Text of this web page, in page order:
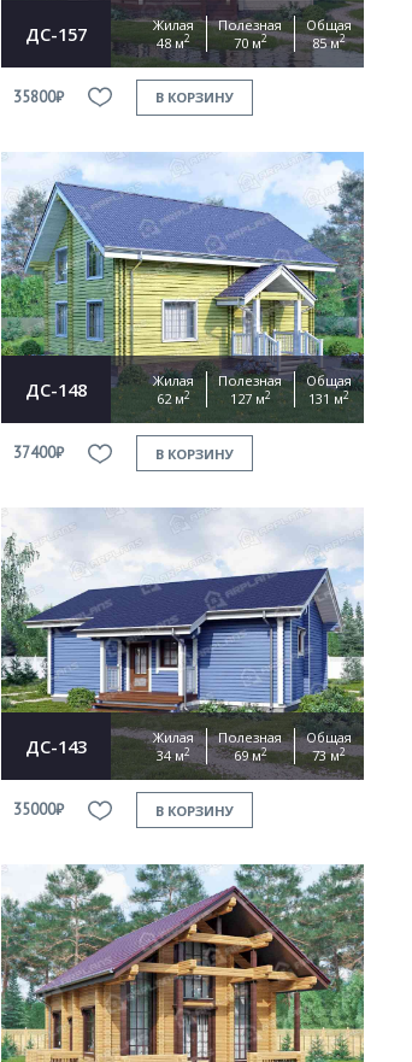
ДС-157
Жилая
48 м2
Полезная
70 м2
Общая
85 м2
35800₽ В КОРЗИНУ
ДС-148
Жилая
62 м2
Полезная
127 м2
Общая
131 м2
37400₽ В КОРЗИНУ
ДС-143
Жилая
34 м2
Полезная
69 м2
Общая
73 м2
35000₽ В КОРЗИНУ